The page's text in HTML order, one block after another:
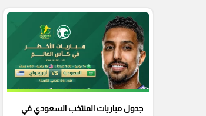
جدول مباريات المنتخب السعودي في